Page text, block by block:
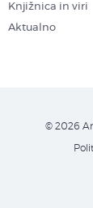
Knjižnica in viri
Aktualno
© 2026